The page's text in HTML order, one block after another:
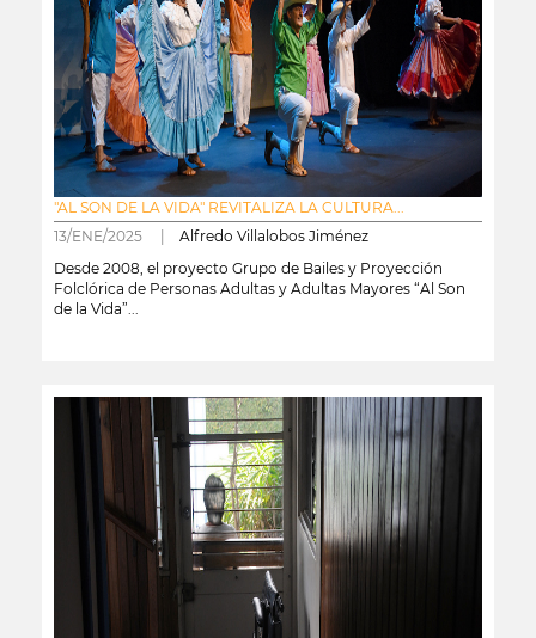
"AL SON DE LA VIDA" REVITALIZA LA CULTURA...
13/ENE/2025 | Alfredo Villalobos Jiménez
Desde 2008, el proyecto Grupo de Bailes y Proyección
Folclórica de Personas Adultas y Adultas Mayores “Al Son
de la Vida”...